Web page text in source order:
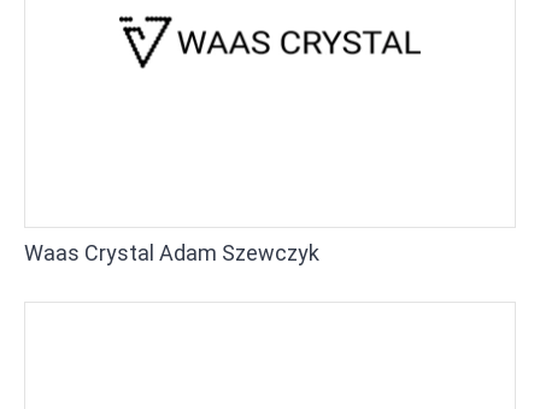
Waas Crystal Adam Szewczyk